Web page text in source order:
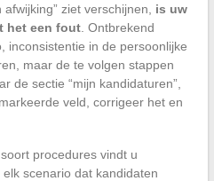
ziet verschijnen, is uw
het een fout. Ontbrekend
inconsistentie in de persoonlijke
maar de te volgen stappen
de sectie “mijn kandidaturen”,
veld, corrigeer het en
procedures vindt u
scenario dat kandidaten